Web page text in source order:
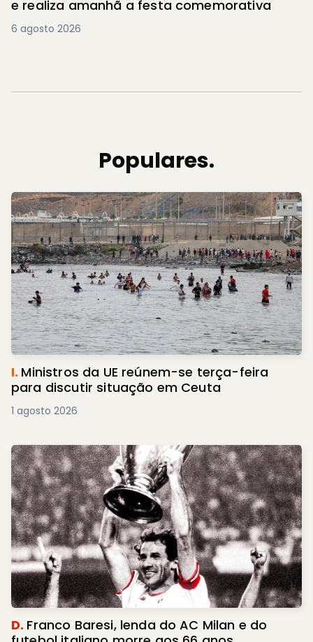
e realiza amanhã a festa comemorativa
6 agosto 2026
Populares.
I. Ministros da UE reúnem-se terça-feira
para discutir situação em Ceuta
1 agosto 2026
D. Franco Baresi, lenda do AC Milan e do